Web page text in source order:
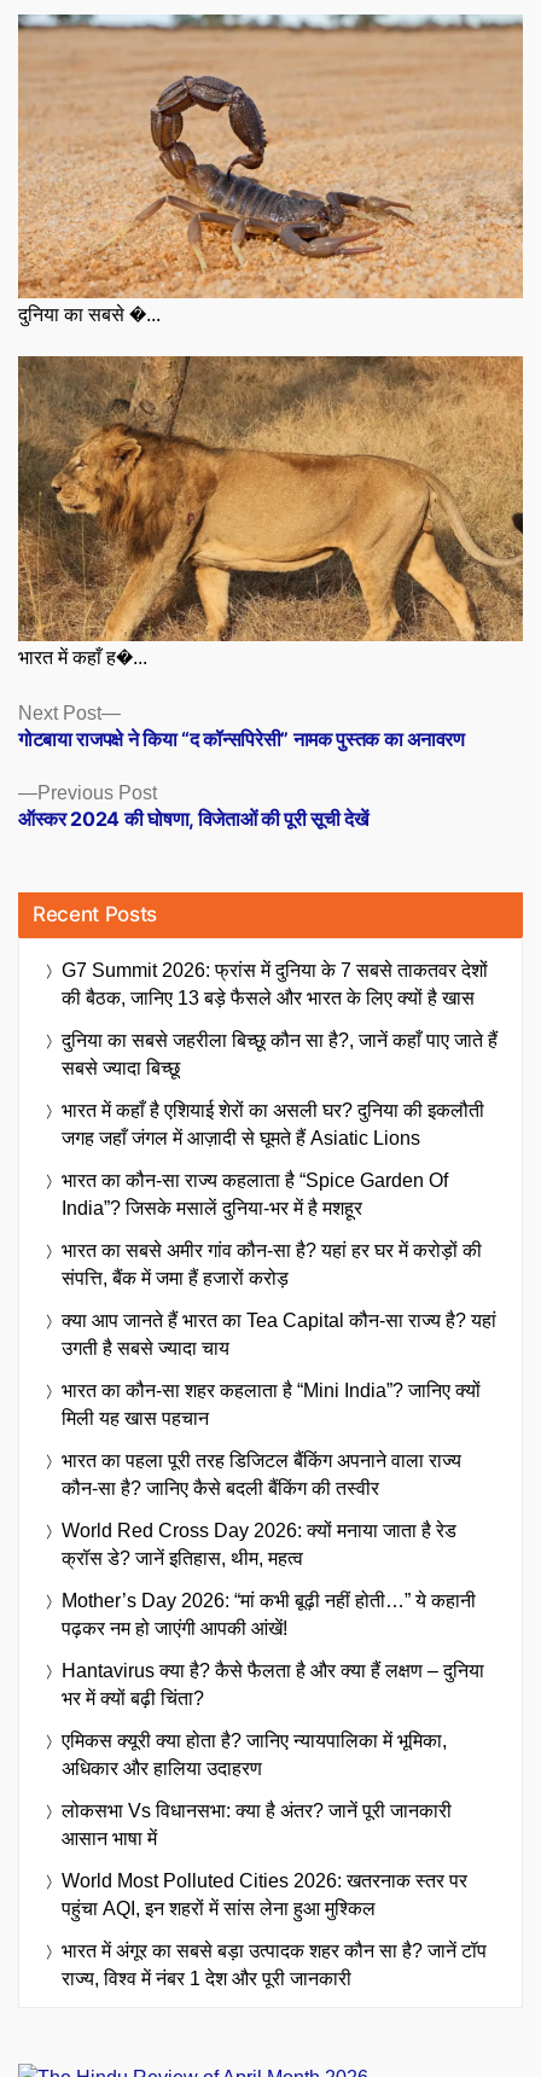
दुनिया का सबसे �...
भारत में कहाँ ह�...
Posts
navigation
Previous PostPrevious
post:
ऑस्कर 2024 की घोषणा, विजेताओं की पूरी सूची देखें
Next Post
Next
post:
गोटबाया राजपक्षे ने किया “द कॉन्सपिरेसी” नामक पुस्तक का अनावरण
Recent Posts
G7 Summit 2026: फ्रांस में दुनिया के 7 सबसे ताकतवर देशों
की बैठक, जानिए 13 बड़े फैसले और भारत के लिए क्यों है खास
दुनिया का सबसे जहरीला बिच्छू कौन सा है?, जानें कहाँ पाए जाते हैं
सबसे ज्यादा बिच्छू
भारत में कहाँ है एशियाई शेरों का असली घर? दुनिया की इकलौती
जगह जहाँ जंगल में आज़ादी से घूमते हैं Asiatic Lions
भारत का कौन-सा राज्य कहलाता है “Spice Garden Of
India”? जिसके मसालें दुनिया-भर में है मशहूर
भारत का सबसे अमीर गांव कौन-सा है? यहां हर घर में करोड़ों की
संपत्ति, बैंक में जमा हैं हजारों करोड़
क्या आप जानते हैं भारत का Tea Capital कौन-सा राज्य है? यहां
उगती है सबसे ज्यादा चाय
भारत का कौन-सा शहर कहलाता है “Mini India”? जानिए क्यों
मिली यह खास पहचान
भारत का पहला पूरी तरह डिजिटल बैंकिंग अपनाने वाला राज्य
कौन-सा है? जानिए कैसे बदली बैंकिंग की तस्वीर
World Red Cross Day 2026: क्यों मनाया जाता है रेड
क्रॉस डे? जानें इतिहास, थीम, महत्व
Mother’s Day 2026: “मां कभी बूढ़ी नहीं होती…” ये कहानी
पढ़कर नम हो जाएंगी आपकी आंखें!
Hantavirus क्या है? कैसे फैलता है और क्या हैं लक्षण – दुनिया
भर में क्यों बढ़ी चिंता?
एमिकस क्यूरी क्या होता है? जानिए न्यायपालिका में भूमिका,
अधिकार और हालिया उदाहरण
लोकसभा Vs विधानसभा: क्या है अंतर? जानें पूरी जानकारी
आसान भाषा में
World Most Polluted Cities 2026: खतरनाक स्तर पर
पहुंचा AQI, इन शहरों में सांस लेना हुआ मुश्किल
भारत में अंगूर का सबसे बड़ा उत्पादक शहर कौन सा है? जानें टॉप
राज्य, विश्व में नंबर 1 देश और पूरी जानकारी